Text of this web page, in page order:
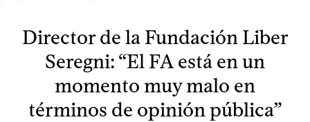
Director de la Fundación Liber
Seregni: “El FA está en un
momento muy malo en
términos de opinión pública”